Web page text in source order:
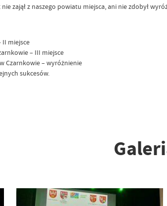
zajął z naszego powiatu miejsca, ani nie zdobył
II miejsce
– III miejsce
Czarnkowie – wyróżnienie
sukcesów.